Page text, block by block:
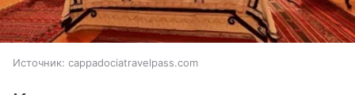
Источник: cappadociatravelpass.com